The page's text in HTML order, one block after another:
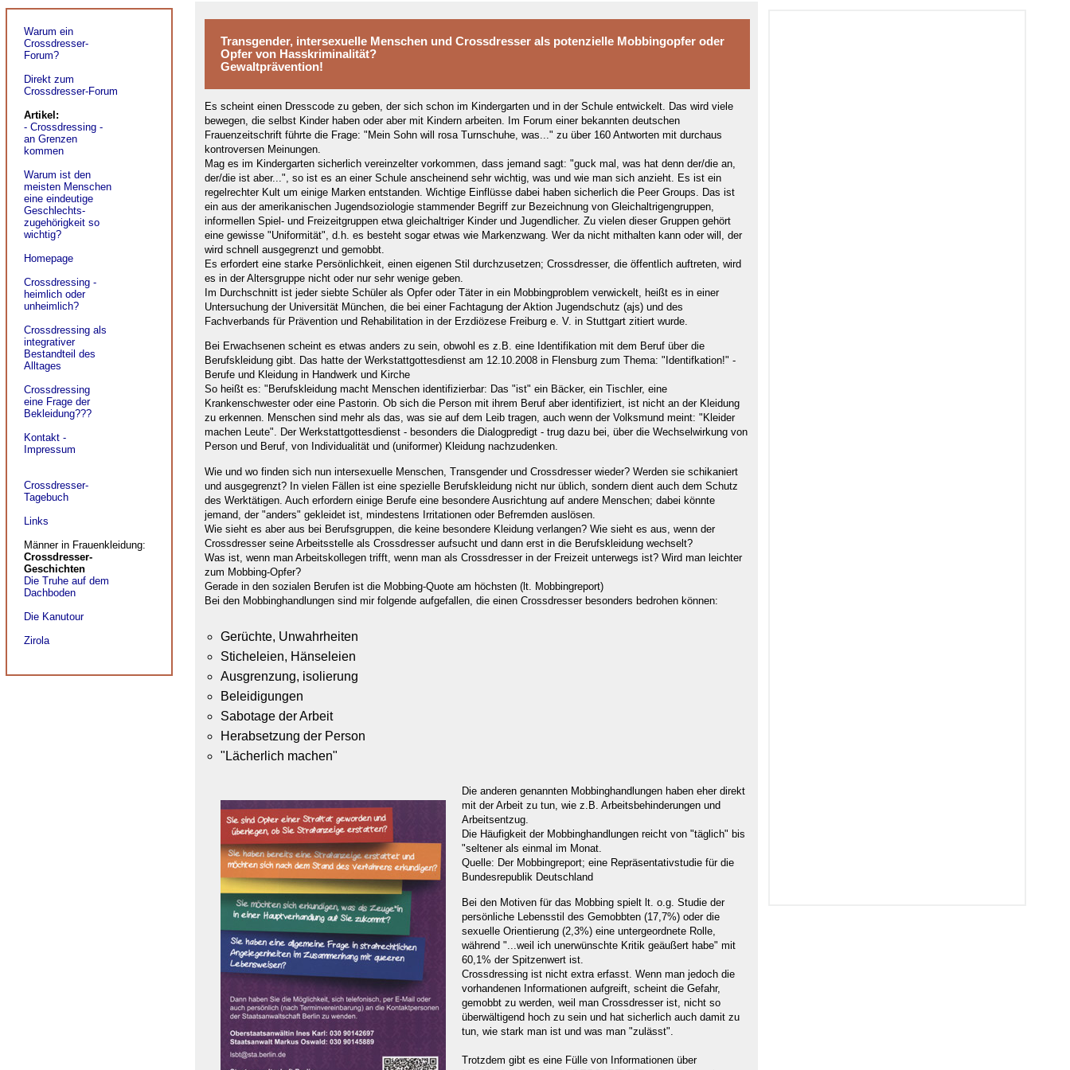
Warum ein
Crossdresser-
Forum?
Direkt zum
Crossdresser-Forum
Artikel:
- Crossdressing -
an Grenzen
kommen
Warum ist den
meisten Menschen
eine eindeutige
Geschlechts-
zugehörigkeit so
wichtig?
Homepage
Crossdressing -
heimlich oder
unheimlich?
Crossdressing als
integrativer
Bestandteil des
Alltages
Crossdressing
eine Frage der
Bekleidung???
Kontakt -
Impressum
Crossdresser-
Tagebuch
Links
Männer in Frauenkleidung:
Crossdresser-
Geschichten
Die Truhe auf dem
Dachboden
Die Kanutour
Zirola
Transgender, intersexuelle Menschen und Crossdresser als potenzielle Mobbingopfer oder
Opfer von Hasskriminalität?
Gewaltprävention!
Es scheint einen Dresscode zu geben, der sich schon im Kindergarten und in der Schule entwickelt. Das wird viele
bewegen, die selbst Kinder haben oder aber mit Kindern arbeiten. Im Forum einer bekannten deutschen
Frauenzeitschrift führte die Frage: "Mein Sohn will rosa Turnschuhe, was..." zu über 160 Antworten mit durchaus
kontroversen Meinungen.
Mag es im Kindergarten sicherlich vereinzelter vorkommen, dass jemand sagt: "guck mal, was hat denn der/die an,
der/die ist aber...", so ist es an einer Schule anscheinend sehr wichtig, was und wie man sich anzieht. Es ist ein
regelrechter Kult um einige Marken entstanden. Wichtige Einflüsse dabei haben sicherlich die Peer Groups. Das ist
ein aus der amerikanischen Jugendsoziologie stammender Begriff zur Bezeichnung von Gleichaltrigengruppen,
informellen Spiel- und Freizeitgruppen etwa gleichaltriger Kinder und Jugendlicher. Zu vielen dieser Gruppen gehört
eine gewisse "Uniformität", d.h. es besteht sogar etwas wie Markenzwang. Wer da nicht mithalten kann oder will, der
wird schnell ausgegrenzt und gemobbt.
Es erfordert eine starke Persönlichkeit, einen eigenen Stil durchzusetzen; Crossdresser, die öffentlich auftreten, wird
es in der Altersgruppe nicht oder nur sehr wenige geben.
Im Durchschnitt ist jeder siebte Schüler als Opfer oder Täter in ein Mobbingproblem verwickelt, heißt es in einer
Untersuchung der Universität München, die bei einer Fachtagung der Aktion Jugendschutz (ajs) und des
Fachverbands für Prävention und Rehabilitation in der Erzdiözese Freiburg e. V. in Stuttgart zitiert wurde.
Bei Erwachsenen scheint es etwas anders zu sein, obwohl es z.B. eine Identifikation mit dem Beruf über die
Berufskleidung gibt. Das hatte der Werkstattgottesdienst am 12.10.2008 in Flensburg zum Thema: "Identifkation!" -
Berufe und Kleidung in Handwerk und Kirche
So heißt es: "Berufskleidung macht Menschen identifizierbar: Das "ist" ein Bäcker, ein Tischler, eine
Krankenschwester oder eine Pastorin. Ob sich die Person mit ihrem Beruf aber identifiziert, ist nicht an der Kleidung
zu erkennen. Menschen sind mehr als das, was sie auf dem Leib tragen, auch wenn der Volksmund meint: "Kleider
machen Leute". Der Werkstattgottesdienst - besonders die Dialogpredigt - trug dazu bei, über die Wechselwirkung von
Person und Beruf, von Individualität und (uniformer) Kleidung nachzudenken.
Wie und wo finden sich nun intersexuelle Menschen, Transgender und Crossdresser wieder? Werden sie schikaniert
und ausgegrenzt? In vielen Fällen ist eine spezielle Berufskleidung nicht nur üblich, sondern dient auch dem Schutz
des Werktätigen. Auch erfordern einige Berufe eine besondere Ausrichtung auf andere Menschen; dabei könnte
jemand, der "anders" gekleidet ist, mindestens Irritationen oder Befremden auslösen.
Wie sieht es aber aus bei Berufsgruppen, die keine besondere Kleidung verlangen? Wie sieht es aus, wenn der
Crossdresser seine Arbeitsstelle als Crossdresser aufsucht und dann erst in die Berufskleidung wechselt?
Was ist, wenn man Arbeitskollegen trifft, wenn man als Crossdresser in der Freizeit unterwegs ist? Wird man leichter
zum Mobbing-Opfer?
Gerade in den sozialen Berufen ist die Mobbing-Quote am höchsten (lt. Mobbingreport)
Bei den Mobbinghandlungen sind mir folgende aufgefallen, die einen Crossdresser besonders bedrohen können:
Gerüchte, Unwahrheiten
Sticheleien, Hänseleien
Ausgrenzung, isolierung
Beleidigungen
Sabotage der Arbeit
Herabsetzung der Person
"Lächerlich machen"
Die anderen genannten Mobbinghandlungen haben eher direkt
mit der Arbeit zu tun, wie z.B. Arbeitsbehinderungen und
Arbeitsentzug.
Die Häufigkeit der Mobbinghandlungen reicht von "täglich" bis
"seltener als einmal im Monat.
Quelle: Der Mobbingreport; eine Repräsentativstudie für die
Bundesrepublik Deutschland
Bei den Motiven für das Mobbing spielt lt. o.g. Studie der
persönliche Lebensstil des Gemobbten (17,7%) oder die
sexuelle Orientierung (2,3%) eine untergeordnete Rolle,
während "...weil ich unerwünschte Kritik geäußert habe" mit
60,1% der Spitzenwert ist.
Crossdressing ist nicht extra erfasst. Wenn man jedoch die
vorhandenen Informationen aufgreift, scheint die Gefahr,
gemobbt zu werden, weil man Crossdresser ist, nicht so
überwältigend hoch zu sein und hat sicherlich auch damit zu
tun, wie stark man ist und was man "zulässt".
Trotzdem gibt es eine Fülle von Informationen über